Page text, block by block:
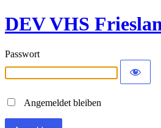
DEV VHS
Passwort
Angemeldet bleiben